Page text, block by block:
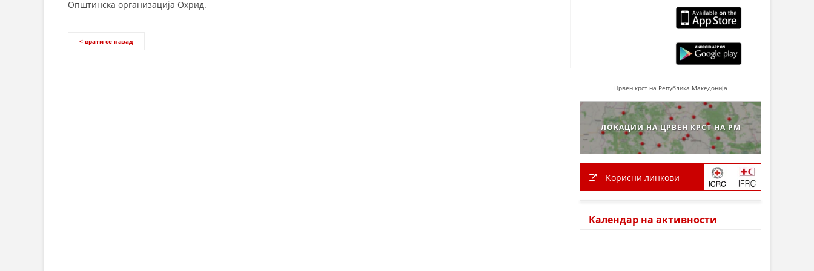
Општинска организација Охрид.
< врати се назад
Црвен крст на Република Македонија
ЛОКАЦИИ НА ЦРВЕН КРСТ НА РМ
Корисни линкови
Календар на активности